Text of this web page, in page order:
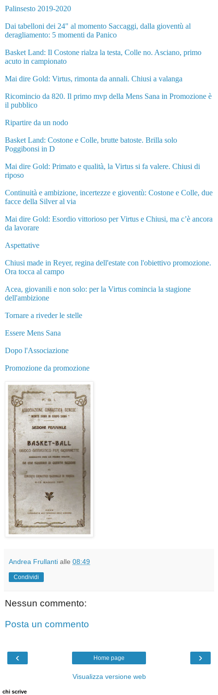
Palinsesto 2019-2020
Dai tabelloni dei 24" al momento Saccaggi, dalla gioventù al
deragliamento: 5 momenti da Panico
Basket Land: Il Costone rialza la testa, Colle no. Asciano, primo
acuto in campionato
Mai dire Gold: Virtus, rimonta da annali. Chiusi a valanga
Ricomincio da 820. Il primo mvp della Mens Sana in Promozione è
il pubblico
Ripartire da un nodo
Basket Land: Costone e Colle, brutte batoste. Brilla solo
Poggibonsi in D
Mai dire Gold: Primato e qualità, la Virtus si fa valere. Chiusi di
riposo
Continuità e ambizione, incertezze e gioventù: Costone e Colle, due
facce della Silver al via
Mai dire Gold: Esordio vittorioso per Virtus e Chiusi, ma c’è ancora
da lavorare
Aspettative
Chiusi made in Reyer, regina dell'estate con l'obiettivo promozione.
Ora tocca al campo
Acea, giovanili e non solo: per la Virtus comincia la stagione
dell'ambizione
Tornare a riveder le stelle
Essere Mens Sana
Dopo l'Associazione
Promozione da promozione
Andrea Frullanti alle 08:49
Condividi
Nessun commento:
Posta un commento
‹ ›
Home page
Visualizza versione web
chi scrive